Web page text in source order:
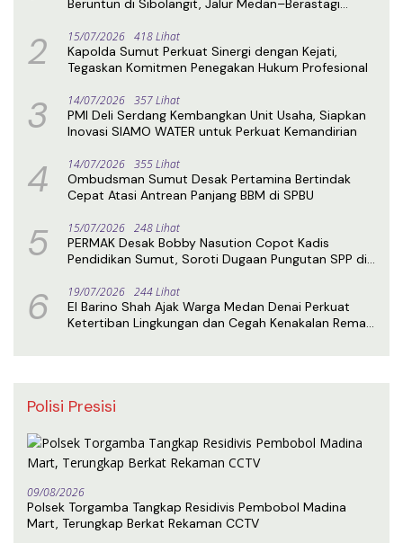
Beruntun di Sibolangit, Jalur Medan–Berastagi
2 15/07/2026 418 Lihat
Kapolda Sumut Perkuat Sinergi dengan Kejati,
Tegaskan Komitmen Penegakan Hukum Profesional
3 14/07/2026 357 Lihat
PMI Deli Serdang Kembangkan Unit Usaha, Siapkan
Inovasi SIAMO WATER untuk Perkuat Kemandirian
4 14/07/2026 355 Lihat
Ombudsman Sumut Desak Pertamina Bertindak
Cepat Atasi Antrean Panjang BBM di SPBU
5 15/07/2026 248 Lihat
PERMAK Desak Bobby Nasution Copot Kadis
Pendidikan Sumut, Soroti Dugaan Pungutan SPP di
6 19/07/2026 244 Lihat
El Barino Shah Ajak Warga Medan Denai Perkuat
Ketertiban Lingkungan dan Cegah Kenakalan Remaja
Polisi Presisi
09/08/2026
Polsek Torgamba Tangkap Residivis Pembobol Madina
Mart, Terungkap Berkat Rekaman CCTV